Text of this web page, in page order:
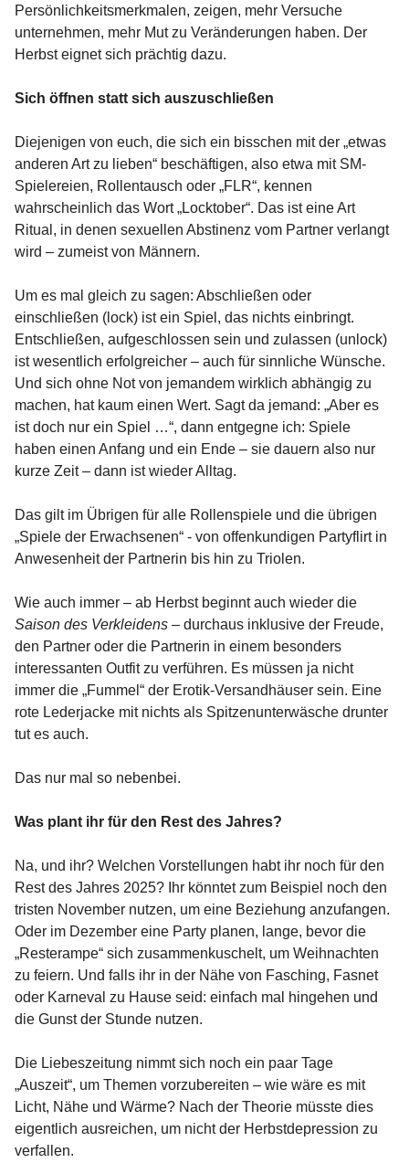
Persönlichkeitsmerkmalen, zeigen, mehr Versuche
unternehmen, mehr Mut zu Veränderungen haben. Der
Herbst eignet sich prächtig dazu.
Sich öffnen statt sich auszuschließen
Diejenigen von euch, die sich ein bisschen mit der „etwas
anderen Art zu lieben“ beschäftigen, also etwa mit SM-
Spielereien, Rollentausch oder „FLR“, kennen
wahrscheinlich das Wort „Locktober“. Das ist eine Art
Ritual, in denen sexuellen Abstinenz vom Partner verlangt
wird – zumeist von Männern.
Um es mal gleich zu sagen: Abschließen oder
einschließen (lock) ist ein Spiel, das nichts einbringt.
Entschließen, aufgeschlossen sein und zulassen (unlock)
ist wesentlich erfolgreicher – auch für sinnliche Wünsche.
Und sich ohne Not von jemandem wirklich abhängig zu
machen, hat kaum einen Wert. Sagt da jemand: „Aber es
ist doch nur ein Spiel …“, dann entgegne ich: Spiele
haben einen Anfang und ein Ende – sie dauern also nur
kurze Zeit – dann ist wieder Alltag.
Das gilt im Übrigen für alle Rollenspiele und die übrigen
„Spiele der Erwachsenen“ - von offenkundigen Partyflirt in
Anwesenheit der Partnerin bis hin zu Triolen.
Wie auch immer – ab Herbst beginnt auch wieder die
Saison des Verkleidens – durchaus inklusive der Freude,
den Partner oder die Partnerin in einem besonders
interessanten Outfit zu verführen. Es müssen ja nicht
immer die „Fummel“ der Erotik-Versandhäuser sein. Eine
rote Lederjacke mit nichts als Spitzenunterwäsche drunter
tut es auch.
Das nur mal so nebenbei.
Was plant ihr für den Rest des Jahres?
Na, und ihr? Welchen Vorstellungen habt ihr noch für den
Rest des Jahres 2025? Ihr könntet zum Beispiel noch den
tristen November nutzen, um eine Beziehung anzufangen.
Oder im Dezember eine Party planen, lange, bevor die
„Resterampe“ sich zusammenkuschelt, um Weihnachten
zu feiern. Und falls ihr in der Nähe von Fasching, Fasnet
oder Karneval zu Hause seid: einfach mal hingehen und
die Gunst der Stunde nutzen.
Die Liebeszeitung nimmt sich noch ein paar Tage
„Auszeit“, um Themen vorzubereiten – wie wäre es mit
Licht, Nähe und Wärme? Nach der Theorie müsste dies
eigentlich ausreichen, um nicht der Herbstdepression zu
verfallen.